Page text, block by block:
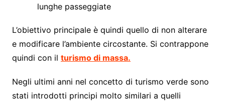
lunghe passeggiate
L’obiettivo principale è quindi quello di non alterare
e modificare l’ambiente circostante. Si contrappone
quindi con il turismo di massa.
Negli ultimi anni nel concetto di turismo verde sono
stati introdotti principi molto similari a quelli